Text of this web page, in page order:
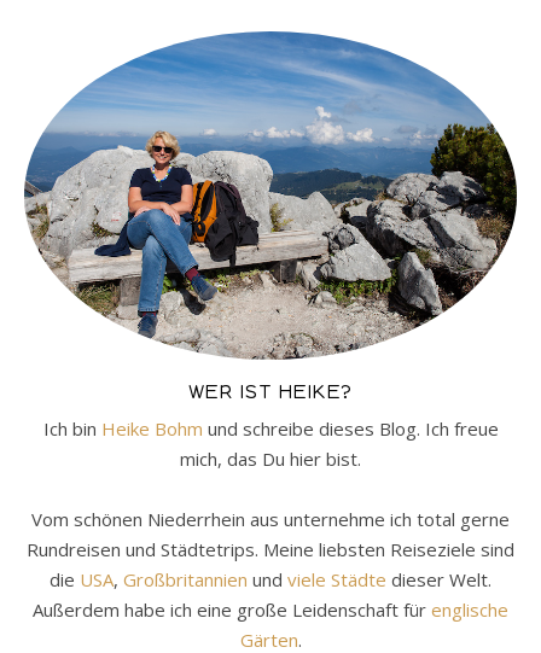
WER IST HEIKE?
Ich bin Heike Bohm und schreibe dieses Blog. Ich freue
mich, das Du hier bist.
Vom schönen Niederrhein aus unternehme ich total gerne
Rundreisen und Städtetrips. Meine liebsten Reiseziele sind
die USA, Großbritannien und viele Städte dieser Welt.
Außerdem habe ich eine große Leidenschaft für englische
Gärten.